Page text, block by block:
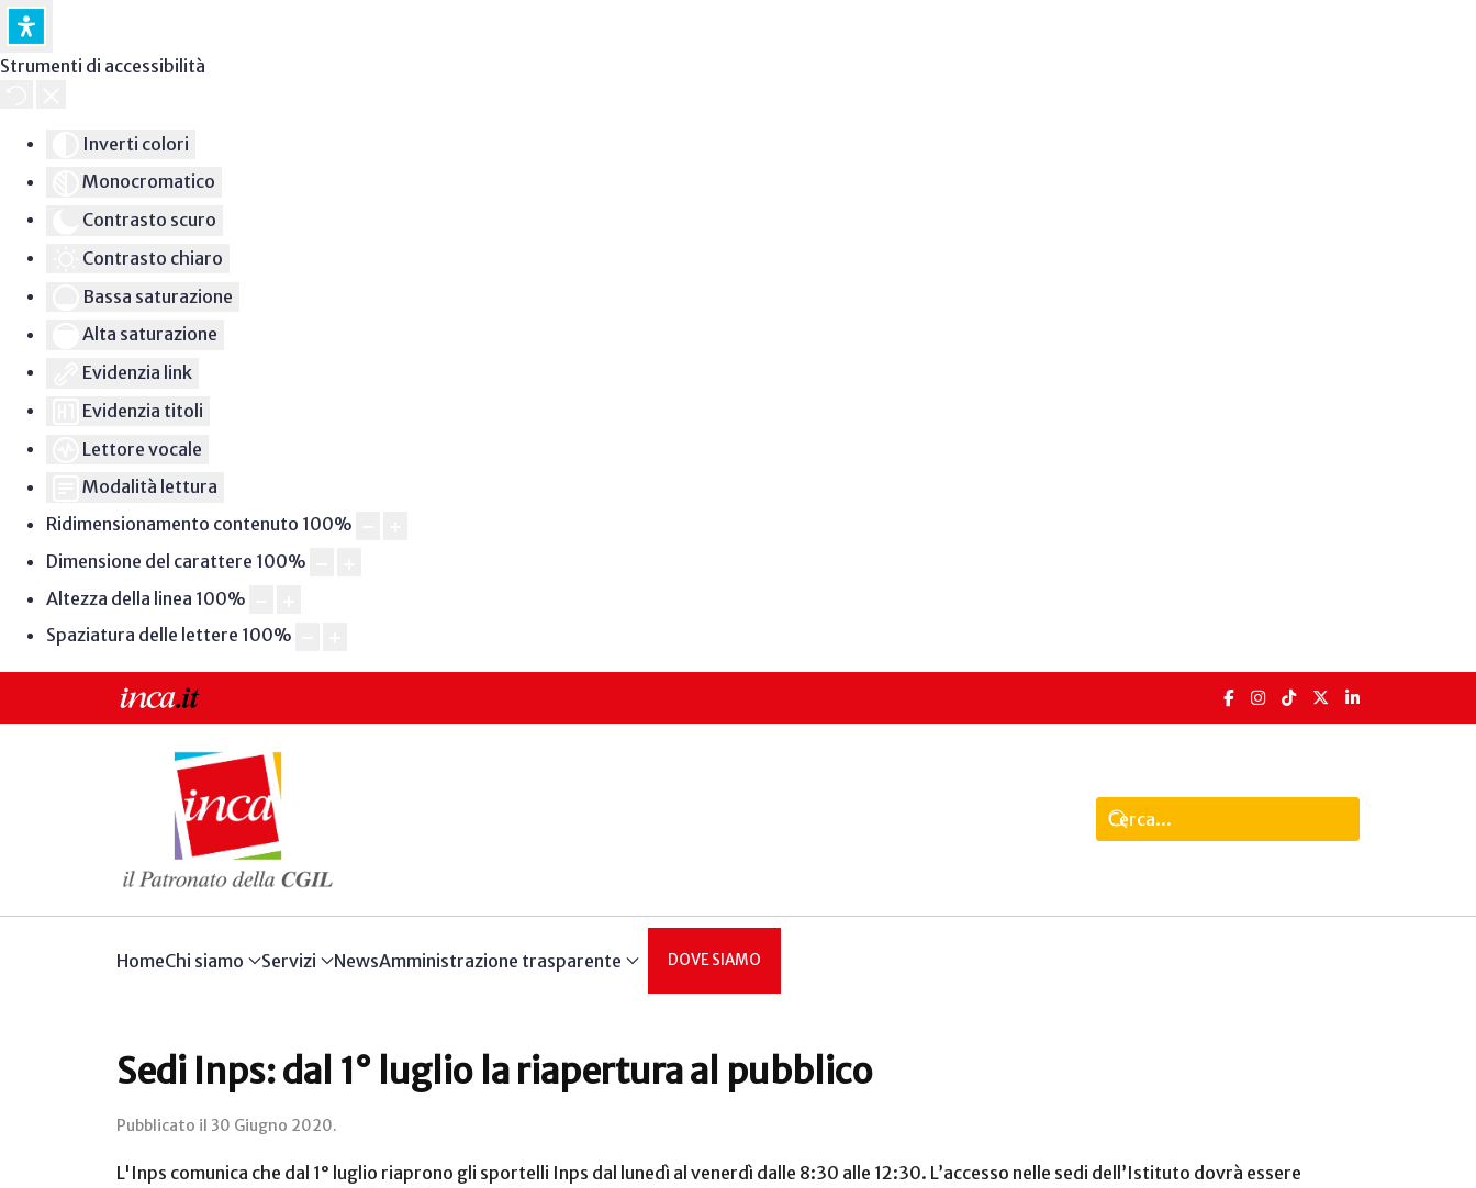
Strumenti di accessibilità
Inverti colori
Monocromatico
Contrasto scuro
Contrasto chiaro
Bassa saturazione
Alta saturazione
Evidenzia link
Evidenzia titoli
Lettore vocale
Modalità lettura
Ridimensionamento contenuto 100%
Dimensione del carattere 100%
Altezza della linea 100%
Spaziatura delle lettere 100%
HomeChi siamo Servizi NewsAmministrazione trasparente DOVE SIAMO
Sedi Inps: dal 1° luglio la riapertura al pubblico
Pubblicato il 30 Giugno 2020.
L'Inps comunica che dal 1° luglio riaprono gli sportelli Inps dal lunedì al venerdì dalle 8:30 alle 12:30. L’accesso nelle sedi dell’Istituto dovrà essere